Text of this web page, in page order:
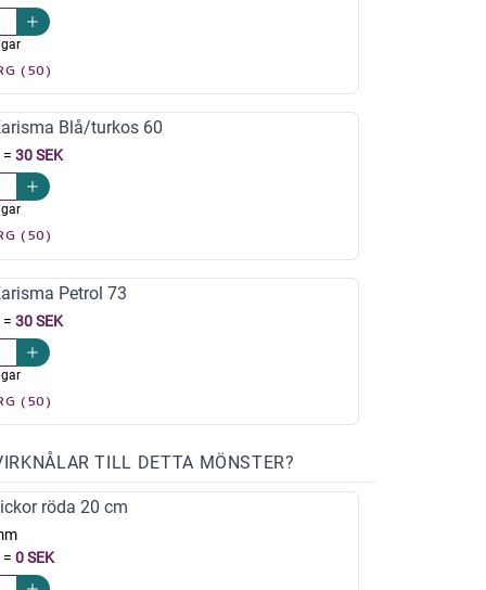
(50)
Blå/turkos 60
= 30 SEK
(50)
Petrol 73
= 30 SEK
(50)
TILL DETTA MÖNSTER?
röda 20 cm
= 0 SEK